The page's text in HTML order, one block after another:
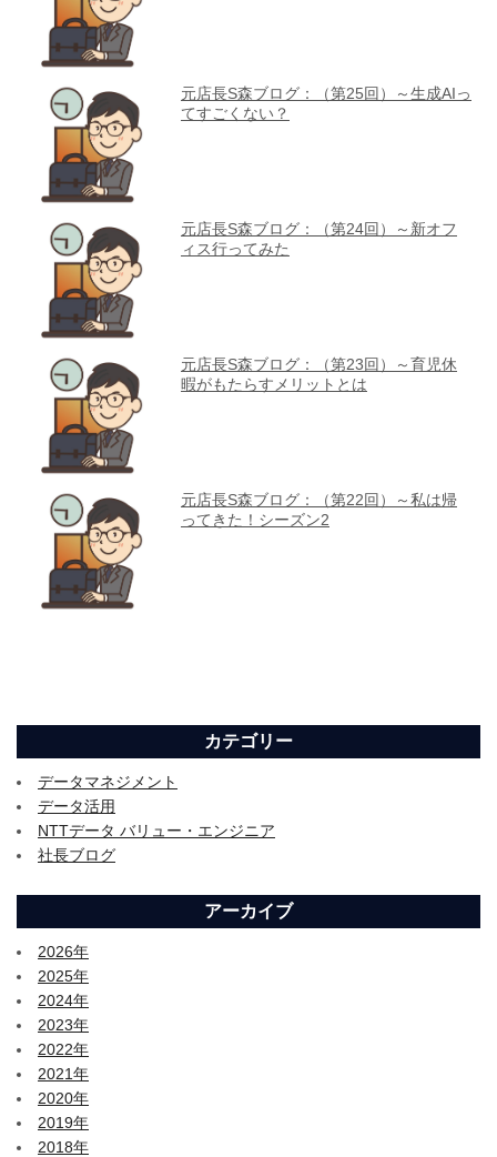
カテゴリー
データマネジメント
データ活用
NTTデータ バリュー・エンジニア
社長ブログ
アーカイブ
2026年
2025年
2024年
2023年
2022年
2021年
2020年
2019年
2018年